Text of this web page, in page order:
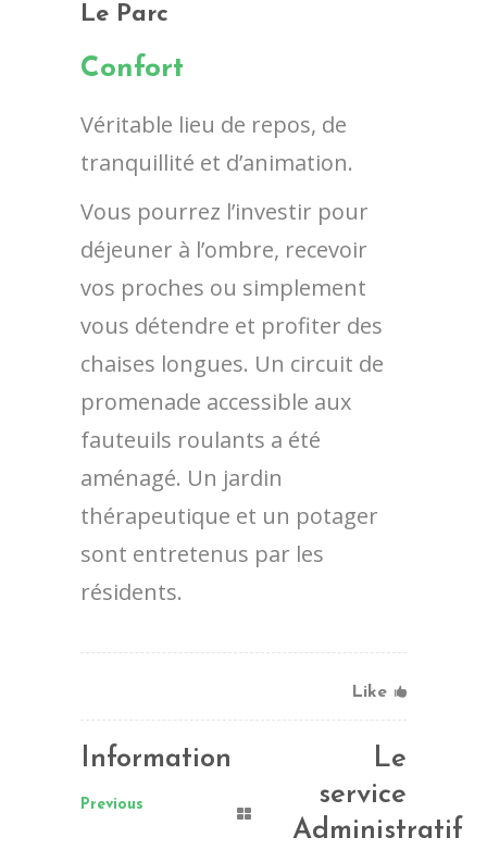
Le Parc
Confort
Véritable lieu de repos, de
tranquillité et d’animation.
Vous pourrez l’investir pour
déjeuner à l’ombre, recevoir
vos proches ou simplement
vous détendre et profiter des
chaises longues. Un circuit de
promenade accessible aux
fauteuils roulants a été
aménagé. Un jardin
thérapeutique et un potager
sont entretenus par les
résidents.
Like
Information
Previous
Le
service
Administratif